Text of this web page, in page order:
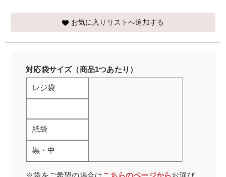
お気に入りリストへ追加する
対応袋サイズ（商品1つあたり）
レジ袋
紙袋
黒・中
※袋をご希望の場合はこちらのページからお選び